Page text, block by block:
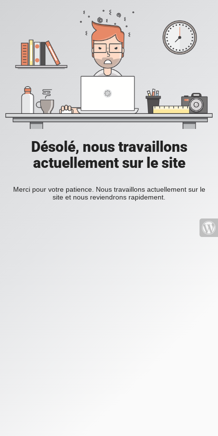
Désolé, nous travaillons
actuellement sur le site
Merci pour votre patience. Nous travaillons actuellement sur le
site et nous reviendrons rapidement.